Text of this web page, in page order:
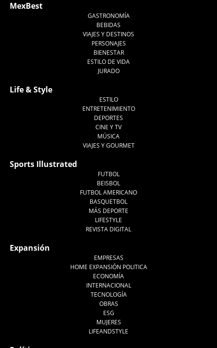
MexBest
GASTRONOMÍA
BEBIDAS
VIAJES Y DESTINOS
PERSONAJES
BIENESTAR
ESTILO DE VIDA
JURADO
Life & Style
ESTILO
ENTRETENIMIENTO
DEPORTES
CINE Y TV
MÚSICA
VIAJES Y GOURMET
Sports Illustrated
FUTBOL
BEISBOL
FUTBOL AMERICANO
BASQUETBOL
MÁS DEPORTE
LIFESTYLE
REVISTA DIGITAL
Expansión
EMPRESAS
HOME EXPANSIÓN POLITICA
ECONOMÍA
INTERNACIONAL
TECNOLOGÍA
OBRAS
ESG
MUJERES
LIFEANDSTYLE